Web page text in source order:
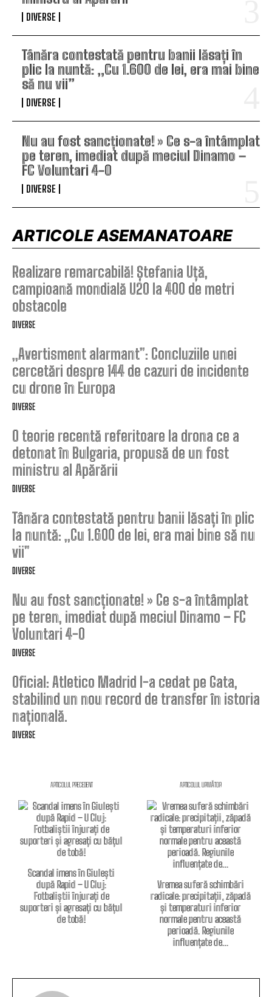
DIVERSE
Tânăra contestată pentru banii lăsați în
plic la nuntă: „Cu 1.600 de lei, era mai bine
să nu vii”
DIVERSE
Nu au fost sancționate! » Ce s-a întâmplat
pe teren, imediat după meciul Dinamo –
FC Voluntari 4-0
DIVERSE
ARTICOLE ASEMANATOARE
Realizare remarcabilă! Ștefania Uță,
campioană mondială U20 la 400 de metri
obstacole
DIVERSE
„Avertisment alarmant”: Concluziile unei
cercetări despre 144 de cazuri de incidente
cu drone în Europa
DIVERSE
O teorie recentă referitoare la drona ce a
detonat în Bulgaria, propusă de un fost
ministru al Apărării
DIVERSE
Tânăra contestată pentru banii lăsați în plic
la nuntă: „Cu 1.600 de lei, era mai bine să nu
vii”
DIVERSE
Nu au fost sancționate! » Ce s-a întâmplat
pe teren, imediat după meciul Dinamo – FC
Voluntari 4-0
DIVERSE
Oficial: Atletico Madrid l-a cedat pe Gata,
stabilind un nou record de transfer în istoria
națională.
DIVERSE
ARTICOLUL PRECEDENT
Scandal imens în Giulești
după Rapid – U Cluj:
Fotbaliștii înjurați de
suporteri și agresați cu bățul
de tobă!
ARTICOLUL URMĂTOR
Vremea suferă schimbări
radicale: precipitații, zăpadă
și temperaturi inferior
normale pentru această
perioadă. Regiunile
influențate de…